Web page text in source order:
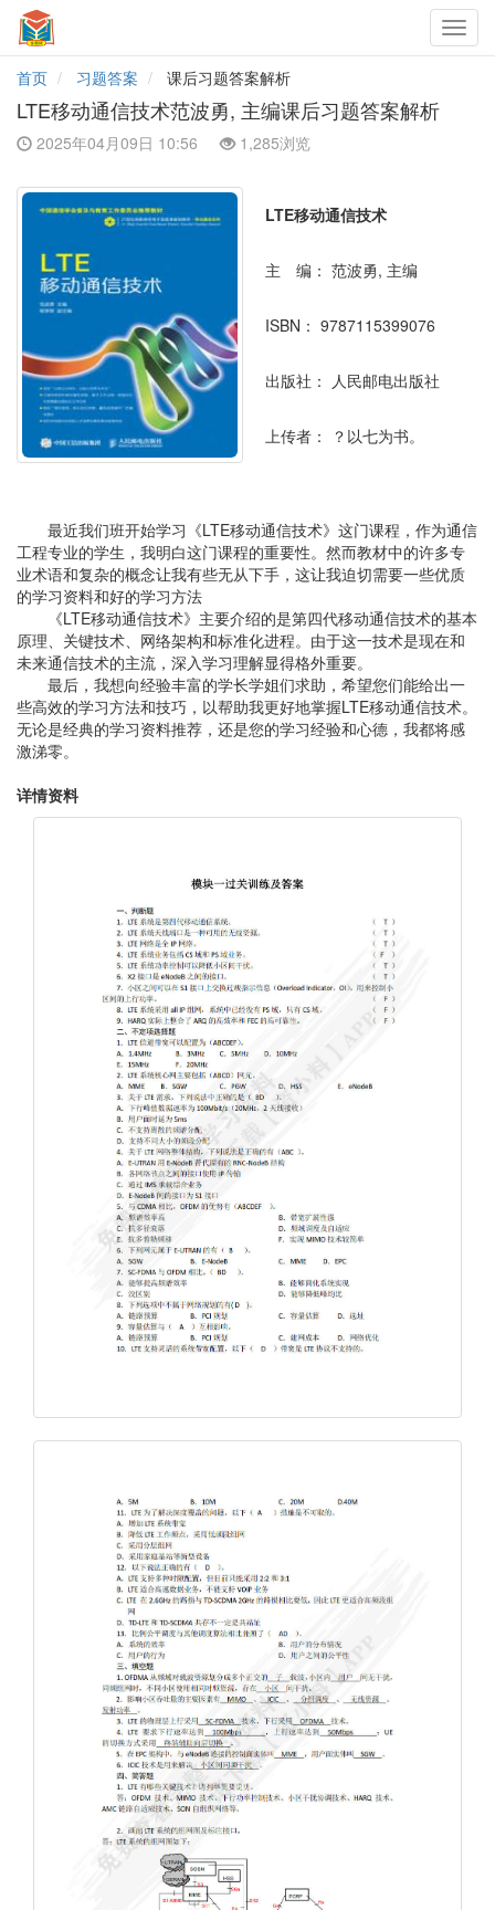
首页
习题答案 课后习题答案解析
LTE移动通信技术范波勇, 主编课后习题答案解析
2025年04月09日 10:56 1,285浏览
LTE移动通信技术
主 编： 范波勇, 主编
ISBN： 9787115399076
出版社： 人民邮电出版社
上传者： ？以七为书。
最近我们班开始学习《LTE移动通信技术》这门课程，作为通信
工程专业的学生，我明白这门课程的重要性。然而教材中的许多专
业术语和复杂的概念让我有些无从下手，这让我迫切需要一些优质
的学习资料和好的学习方法
《LTE移动通信技术》主要介绍的是第四代移动通信技术的基本
原理、关键技术、网络架构和标准化进程。由于这一技术是现在和
未来通信技术的主流，深入学习理解显得格外重要。
最后，我想向经验丰富的学长学姐们求助，希望您们能给出一
些高效的学习方法和技巧，以帮助我更好地掌握LTE移动通信技术。
无论是经典的学习资料推荐，还是您的学习经验和心德，我都将感
激涕零。
详情资料